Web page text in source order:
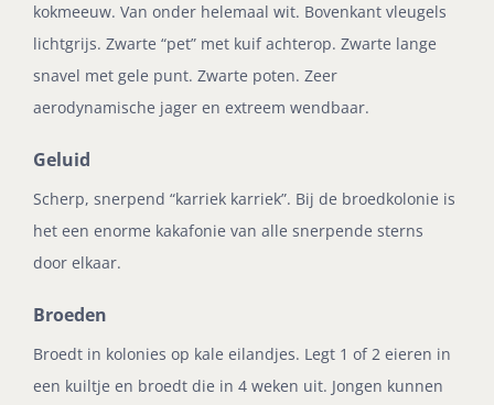
kokmeeuw. Van onder helemaal wit. Bovenkant vleugels
lichtgrijs. Zwarte “pet” met kuif achterop. Zwarte lange
snavel met gele punt. Zwarte poten. Zeer
aerodynamische jager en extreem wendbaar.
Geluid
Scherp, snerpend “karriek karriek”. Bij de broedkolonie is
het een enorme kakafonie van alle snerpende sterns
door elkaar.
Broeden
Broedt in kolonies op kale eilandjes. Legt 1 of 2 eieren in
een kuiltje en broedt die in 4 weken uit. Jongen kunnen